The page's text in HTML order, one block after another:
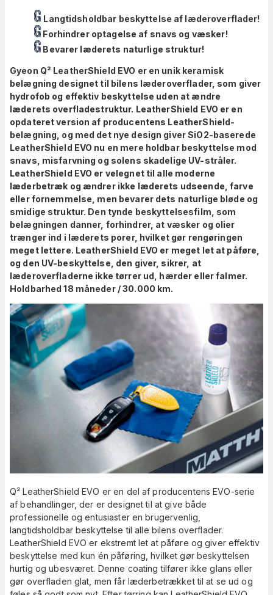
Langtidsholdbar beskyttelse af læderoverflader!
Forhindrer optagelse af snavs og væsker!
Bevarer læderets naturlige struktur!
Gyeon Q² LeatherShield EVO er en unik keramisk
belægning designet til bilens læderoverflader, som giver
hydrofob og effektiv beskyttelse uden at ændre
læderets overfladestruktur. LeatherShield EVO er en
opdateret version af producentens LeatherShield-
belægning, og med det nye design giver SiO2-baserede
LeatherShield EVO nu en mere holdbar beskyttelse mod
snavs, misfarvning og solens skadelige UV-stråler.
LeatherShield EVO er velegnet til alle moderne
læderbetræk og ændrer ikke læderets udseende, farve
eller fornemmelse, men bevarer dets naturlige bløde og
smidige struktur. Den tynde beskyttelsesfilm, som
belægningen danner, forhindrer, at væsker og olier
trænger ind i læderets porer, hvilket gør rengøringen
meget lettere. LeatherShield EVO er meget let at påføre,
og den UV-beskyttelse, den giver, sikrer, at
læderoverfladerne ikke tørrer ud, hærder eller falmer.
Holdbarhed 18 måneder / 30.000 km.
Q² LeatherShield EVO er en del af producentens EVO-serie
af behandlinger, der er designet til at give både
professionelle og entusiaster en brugervenlig,
langtidsholdbar beskyttelse til alle bilens overflader.
LeatherShield EVO er ekstremt let at påføre og giver effektiv
beskyttelse med kun én påføring, hvilket gør beskyttelsen
hurtig og ubesværet. Denne coating tilfører ikke glans eller
gør overfladen glat, men får læderbetrækket til at se ud og